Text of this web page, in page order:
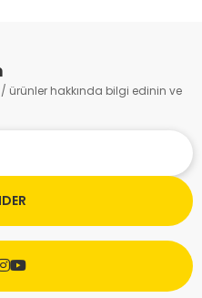
ürünler hakkında bilgi edinin ve